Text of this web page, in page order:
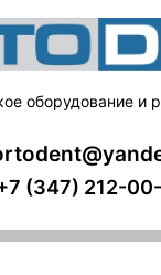
оборудование и
(347) 212-